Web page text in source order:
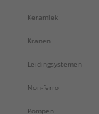
Keramiek
Kranen
Leidingsystemen
Non-ferro
Pompen